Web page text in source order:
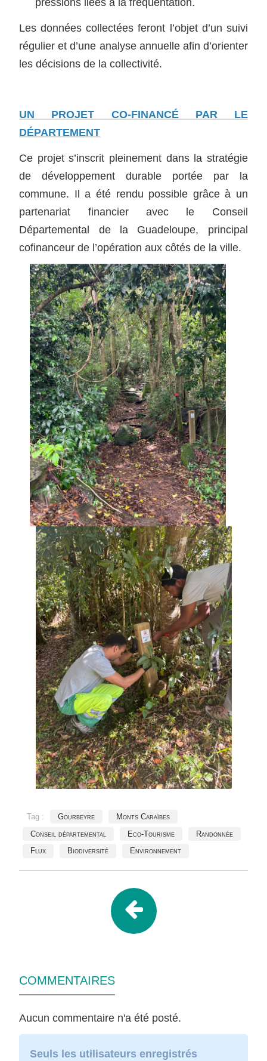
pressions liées à la fréquentation.
Les données collectées feront l’objet d’un suivi
régulier et d’une analyse annuelle afin d’orienter
les décisions de la collectivité.
UN PROJET CO-FINANCÉ PAR LE
DÉPARTEMENT
Ce projet s’inscrit pleinement dans la stratégie
de développement durable portée par la
commune. Il a été rendu possible grâce à un
partenariat financier avec le Conseil
Départemental de la Guadeloupe, principal
cofinanceur de l’opération aux côtés de la ville.
Tag : Gourbeyre
Monts Caraïbes
Conseil départemental
Eco-Tourisme
Randonnée
Flux
Biodiversité Environnement
COMMENTAIRES
Aucun commentaire n'a été posté.
Seuls les utilisateurs enregistrés